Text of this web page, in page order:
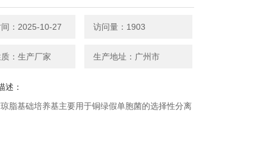
：2025-10-27 访问量：1903
：生产厂家 生产地址：广州市
述：
脂基础培养基主要用于铜绿假单胞菌的选择性分离